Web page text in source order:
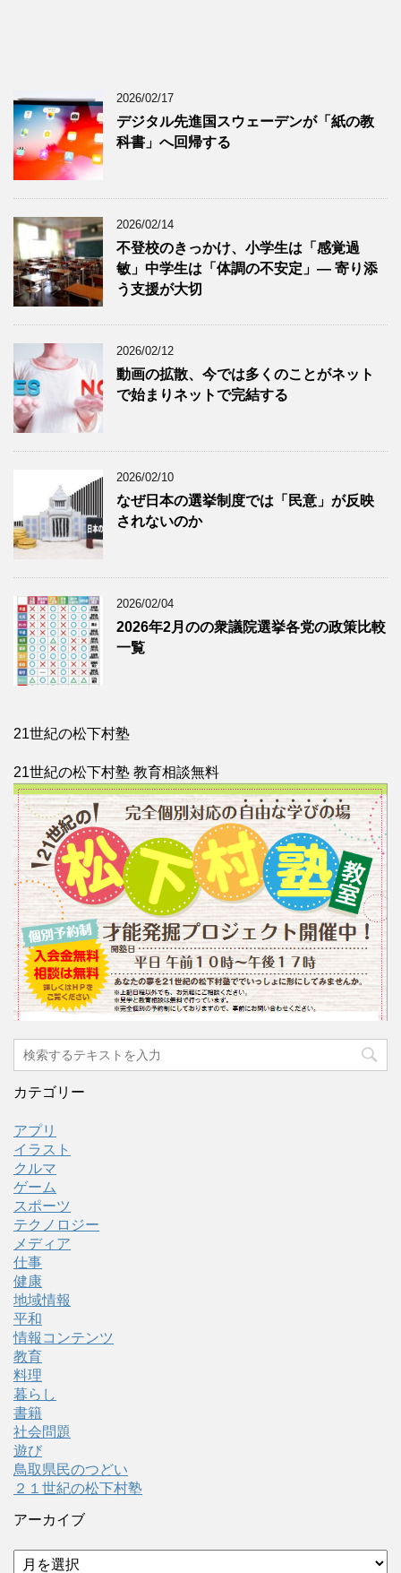
2026/02/17
デジタル先進国スウェーデンが「紙の教
科書」へ回帰する
2026/02/14
不登校のきっかけ、小学生は「感覚過
敏」中学生は「体調の不安定」― 寄り添
う支援が大切
2026/02/12
動画の拡散、今では多くのことがネット
で始まりネットで完結する
2026/02/10
なぜ日本の選挙制度では「民意」が反映
されないのか
2026/02/04
2026年2月のの衆議院選挙各党の政策比較
一覧
21世紀の松下村塾
21世紀の松下村塾 教育相談無料
カテゴリー
アプリ
イラスト
クルマ
ゲーム
スポーツ
テクノロジー
メディア
仕事
健康
地域情報
平和
情報コンテンツ
教育
料理
暮らし
書籍
社会問題
遊び
鳥取県民のつどい
２１世紀の松下村塾
アーカイブ
ア